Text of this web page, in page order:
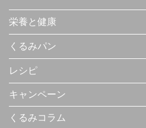
栄養と健康
くるみパン
レシピ
キャンペーン
くるみコラム